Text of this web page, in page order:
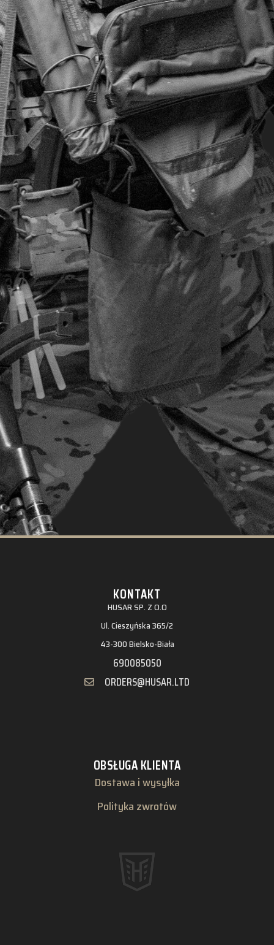
KONTAKT
HUSAR SP. Z O.O
Ul. Cieszyńska 365/2
43-300 Bielsko-Biała
690085050
ORDERS@HUSAR.LTD
OBSŁUGA KLIENTA
Dostawa i wysyłka
Polityka zwrotów